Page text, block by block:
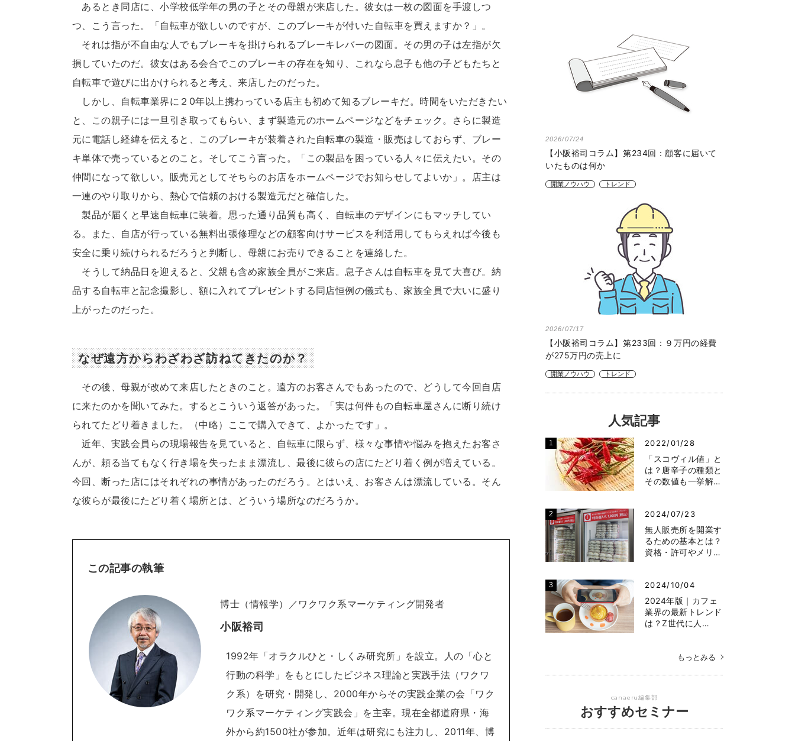
あるとき同店に、小学校低学年の男の子とその母親が来店した。彼女は一枚の図面を手渡しつ
つ、こう言った。「自転車が欲しいのですが、このブレーキが付いた自転車を買えますか？」。
それは指が不自由な人でもブレーキを掛けられるブレーキレバーの図面。その男の子は左指が欠
損していたのだ。彼女はある会合でこのブレーキの存在を知り、これなら息子も他の子どもたちと
自転車で遊びに出かけられると考え、来店したのだった。
しかし、自転車業界に２0年以上携わっている店主も初めて知るブレーキだ。時間をいただきたい
と、この親子には一旦引き取ってもらい、まず製造元のホームページなどをチェック。さらに製造
元に電話し経緯を伝えると、このブレーキが装着された自転車の製造・販売はしておらず、ブレー
キ単体で売っているとのこと。そしてこう言った。「この製品を困っている人々に伝えたい。その
仲間になって欲しい。販売元としてそちらのお店をホームページでお知らせしてよいか」。店主は
一連のやり取りから、熱心で信頼のおける製造元だと確信した。
製品が届くと早速自転車に装着。思った通り品質も高く、自転車のデザインにもマッチしてい
る。また、自店が行っている無料出張修理などの顧客向けサービスを利活用してもらえれば今後も
安全に乗り続けられるだろうと判断し、母親にお売りできることを連絡した。
そうして納品日を迎えると、父親も含め家族全員がご来店。息子さんは自転車を見て大喜び。納
品する自転車と記念撮影し、額に入れてプレゼントする同店恒例の儀式も、家族全員で大いに盛り
上がったのだった。
なぜ遠方からわざわざ訪ねてきたのか？
その後、母親が改めて来店したときのこと。遠方のお客さんでもあったので、どうして今回自店
に来たのかを聞いてみた。するとこういう返答があった。「実は何件もの自転車屋さんに断り続け
られてたどり着きました。（中略）ここで購入できて、よかったです」。
近年、実践会員らの現場報告を見ていると、自転車に限らず、様々な事情や悩みを抱えたお客さ
んが、頼る当てもなく行き場を失ったまま漂流し、最後に彼らの店にたどり着く例が増えている。
今回、断った店にはそれぞれの事情があったのだろう。とはいえ、お客さんは漂流している。そん
な彼らが最後にたどり着く場所とは、どういう場所なのだろうか。
この記事の執筆
博士（情報学）／ワクワク系マーケティング開発者
小阪裕司
1992年「オラクルひと・しくみ研究所」を設立。人の「心と
行動の科学」をもとにしたビジネス理論と実践手法（ワクワ
ク系）を研究・開発し、2000年からその実践企業の会「ワク
ワク系マーケティング実践会」を主宰。現在全都道府県・海
外から約1500社が参加。近年は研究にも注力し、2011年、博
2026/07/24
【小阪裕司コラム】第234回：顧客に届いて
いたものは何か
開業ノウハウ トレンド
2026/07/17
【小阪裕司コラム】第233回：９万円の経費
が275万円の売上に
開業ノウハウ トレンド
人気記事
2022/01/28
「スコヴィル値」と
は？唐辛子の種類と
その数値も一挙解…
2024/07/23
無人販売所を開業す
るための基本とは？
資格・許可やメリ…
2024/10/04
2024年版｜カフェ
業界の最新トレンド
は？Z世代に人…
もっとみる
canaeru編集部
おすすめセミナー